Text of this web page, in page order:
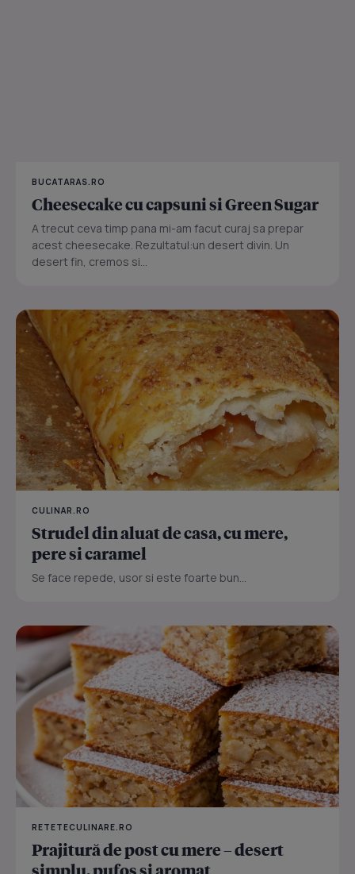
BUCATARAS.RO
Cheesecake cu capsuni si Green Sugar
A trecut ceva timp pana mi-am facut curaj sa prepar
acest cheesecake. Rezultatul:un desert divin. Un
desert fin, cremos si...
CULINAR.RO
Strudel din aluat de casa, cu mere,
pere si caramel
Se face repede, usor si este foarte bun...
RETETECULINARE.RO
Prajitură de post cu mere – desert